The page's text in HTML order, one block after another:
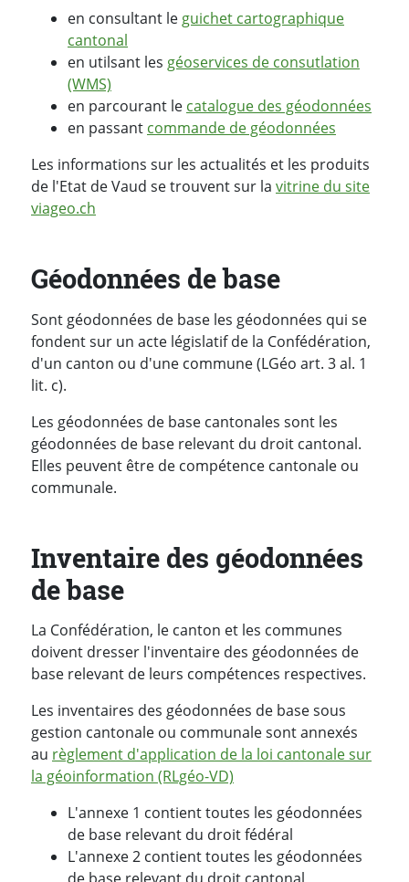
en consultant le guichet cartographique
cantonal
en utilsant les géoservices de consutlation
(WMS)
en parcourant le catalogue des géodonnées
en passant commande de géodonnées
Les informations sur les actualités et les produits
de l'Etat de Vaud se trouvent sur la vitrine du site
viageo.ch
Géodonnées de base
Sont géodonnées de base les géodonnées qui se
fondent sur un acte législatif de la Confédération,
d'un canton ou d'une commune (LGéo art. 3 al. 1
lit. c).
Les géodonnées de base cantonales sont les
géodonnées de base relevant du droit cantonal.
Elles peuvent être de compétence cantonale ou
communale.
Inventaire des géodonnées
de base
La Confédération, le canton et les communes
doivent dresser l'inventaire des géodonnées de
base relevant de leurs compétences respectives.
Les inventaires des géodonnées de base sous
gestion cantonale ou communale sont annexés
au règlement d'application de la loi cantonale sur
la géoinformation (RLgéo-VD)
L'annexe 1 contient toutes les géodonnées
de base relevant du droit fédéral
L'annexe 2 contient toutes les géodonnées